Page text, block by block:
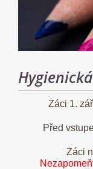
Žáci 1.
Před
Žáci